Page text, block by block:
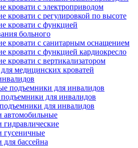
кровати с электроприводом
кровати с регулировкой по высоте
кровати с функцией
больного
кровати с санитарным оснащением
кровати с функцией кардиокресло
кровати с вертикализатором
медицинских кроватей
подъемники для инвалидов
для инвалидов
для инвалидов
автомобильные
гусеничные
бассейна